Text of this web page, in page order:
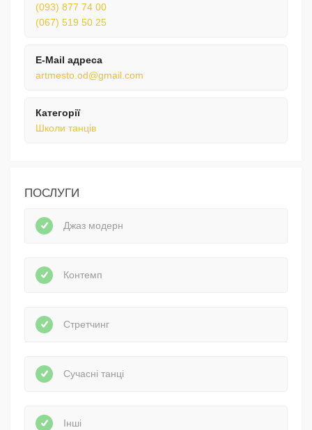
(093) 877 74 00
(067) 519 50 25
E-Mail адреса
artmesto.od@gmail.com
Категорії
Школи танців
ПОСЛУГИ
Джаз модерн
Контемп
Стретчинг
Сучасні танці
Інші